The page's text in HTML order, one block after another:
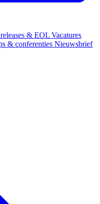
& EOL Vacatures
& conferenties Nieuwsbrief